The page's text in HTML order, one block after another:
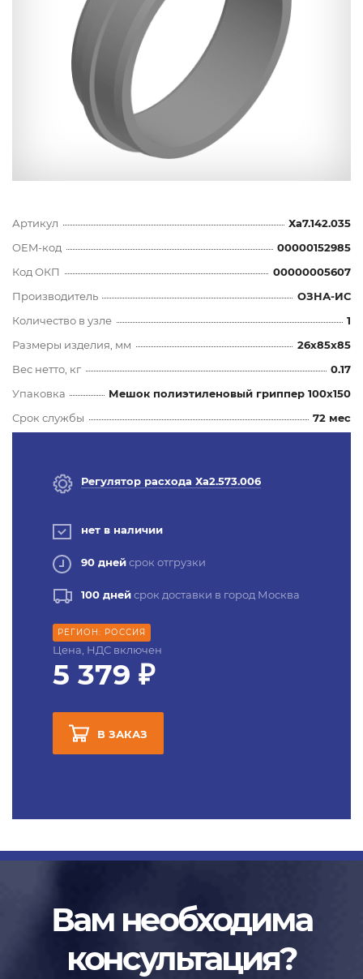
Артикул
Ха7.142.035
OEM-код
00000152985
Код ОКП
00000005607
Производитель
ОЗНА-ИС
Количество в узле
1
Размеры изделия, мм
26x85x85
Вес нетто, кг
0.17
Упаковка
Мешок полиэтиленовый гриппер 100х150
Срок службы
72 мес
Регулятор расхода Ха2.573.006
нет в наличии
90 днейсрок отгрузки
100 днейсрок доставки в город Москва
РЕГИОН: РОССИЯ
Цена, НДС включен
5 379 ₽
В ЗАКАЗ
Вам необходима
консультация?